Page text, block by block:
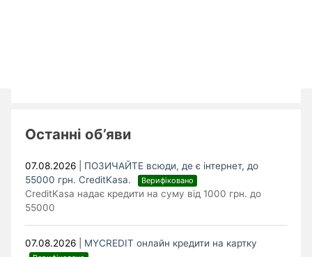
Останні об’яви
07.08.2026
ПОЗИЧАЙТЕ всюди, де є інтернет, до
55000 грн. CreditKasa.
Верифіковано
CreditKasa надає кредити на суму від 1000 грн. до
55000
07.08.2026 MYCREDIT онлайн кредити на картку